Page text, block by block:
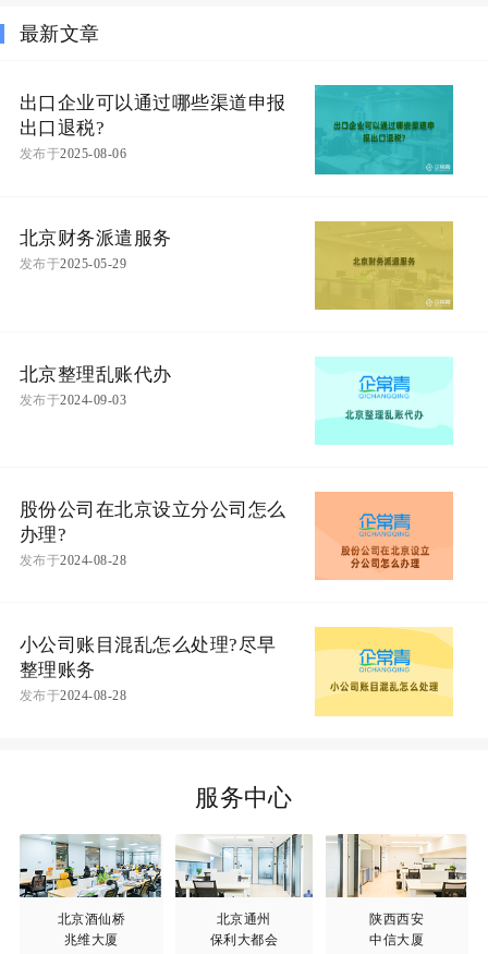
最新文章
出口企业可以通过哪些渠道申报
出口退税?
发布于2025-08-06
北京财务派遣服务
发布于2025-05-29
北京整理乱账代办
发布于2024-09-03
股份公司在北京设立分公司怎么
办理?
发布于2024-08-28
小公司账目混乱怎么处理?尽早
整理账务
发布于2024-08-28
服务中心
北京酒仙桥
兆维大厦
北京通州
保利大都会
陕西西安
中信大厦